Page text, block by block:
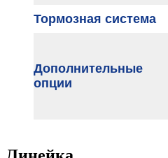
Тормозная система
Дополнительные
опции